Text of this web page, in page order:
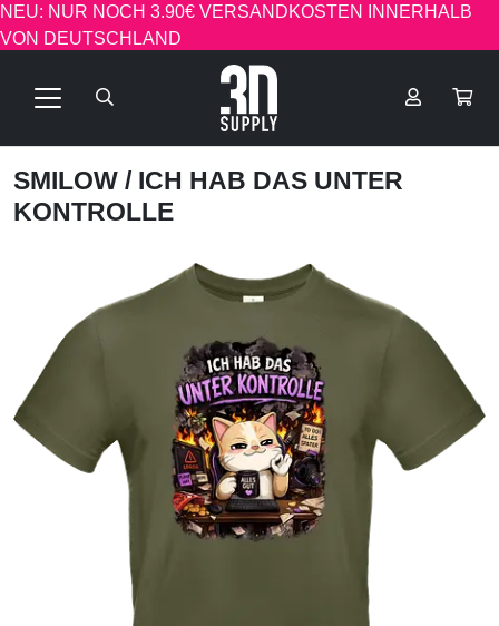
NEU: NUR NOCH 3.90€ VERSANDKOSTEN INNERHALB
VON DEUTSCHLAND
SMILOW / ICH HAB DAS UNTER
KONTROLLE